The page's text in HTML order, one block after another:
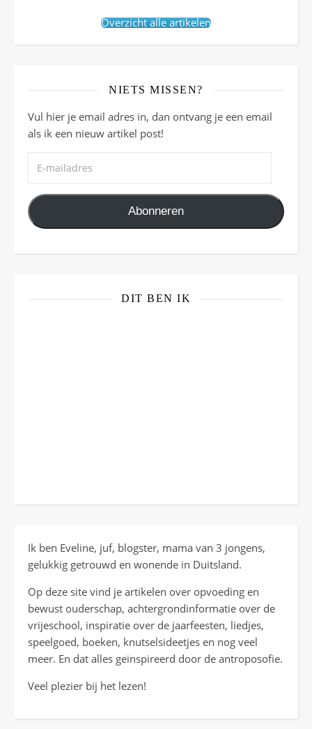
Overzicht alle artikelen
NIETS MISSEN?
Vul hier je email adres in, dan ontvang je een email
als ik een nieuw artikel post!
Abonneren
DIT BEN IK
Ik ben Eveline, juf, blogster, mama van 3 jongens,
gelukkig getrouwd en wonende in Duitsland.
Op deze site vind je artikelen over opvoeding en
bewust ouderschap, achtergrondinformatie over de
vrijeschool, inspiratie over de jaarfeesten, liedjes,
speelgoed, boeken, knutselsideetjes en nog veel
meer. En dat alles geïnspireerd door de antroposofie.
Veel plezier bij het lezen!